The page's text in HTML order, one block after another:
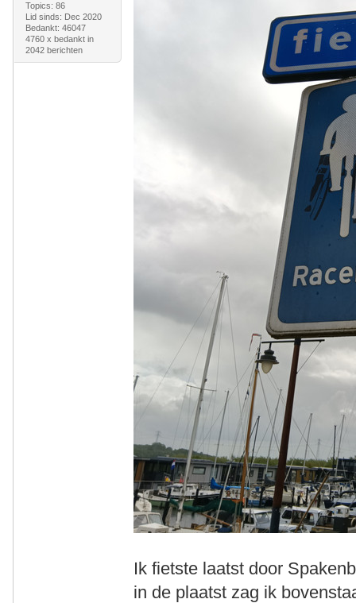
Topics: 86
Lid sinds: Dec 2020
Bedankt: 46047
4760 x bedankt in
2042 berichten
Ik fietste laatst door
in de plaatst zag ik